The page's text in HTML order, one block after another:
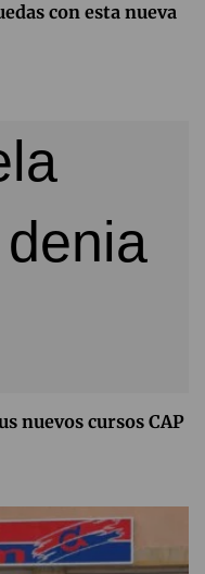
con esta nueva
nuevos cursos CAP